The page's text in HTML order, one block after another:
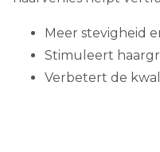
Meer stevigheid
Stimuleert
Verbetert de